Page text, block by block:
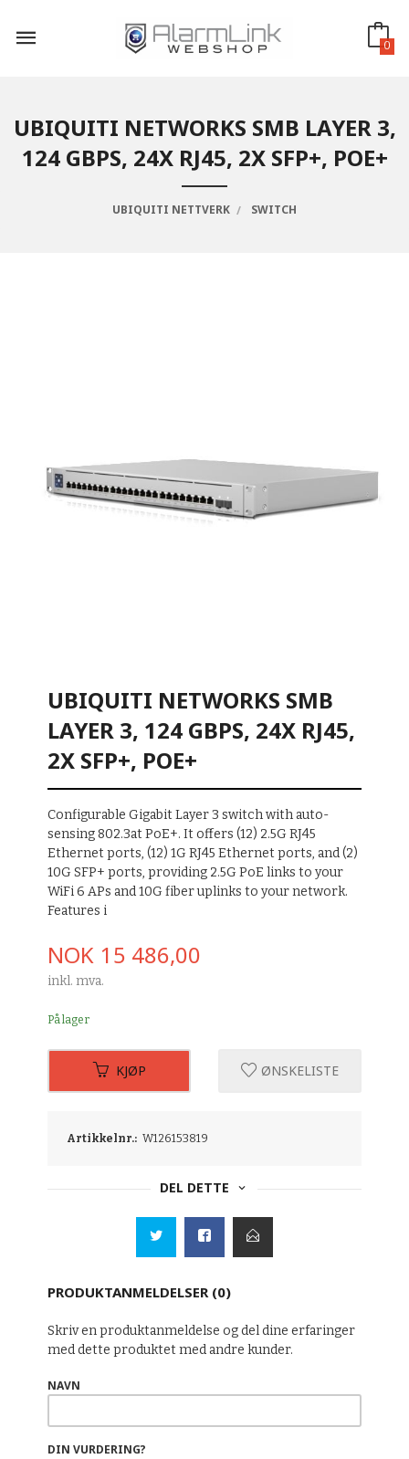
innholdet
0
UBIQUITI NETWORKS SMB LAYER 3,
124 GBPS, 24X RJ45, 2X SFP+, POE+
UBIQUITI NETTVERK SWITCH
UBIQUITI NETWORKS SMB
LAYER 3, 124 GBPS, 24X RJ45,
2X SFP+, POE+
Configurable Gigabit Layer 3 switch with auto-
sensing 802.3at PoE+. It offers (12) 2.5G RJ45
Ethernet ports, (12) 1G RJ45 Ethernet ports, and (2)
10G SFP+ ports, providing 2.5G PoE links to your
WiFi 6 APs and 10G fiber uplinks to your network.
Features i
Pris
NOK 15 486,00
inkl. mva.
På lager
KJØP ØNSKELISTE
Artikkelnr.: W126153819
DEL DETTE
PRODUKTANMELDELSER (0)
Skriv en produktanmeldelse og del dine erfaringer
med dette produktet med andre kunder.
NAVN
DIN VURDERING?